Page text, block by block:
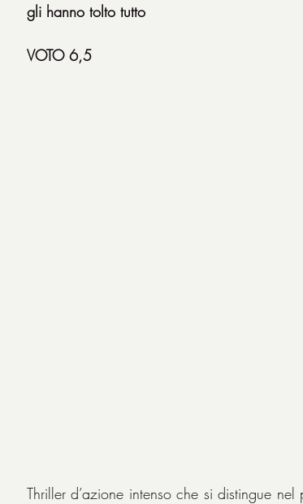
gli hanno tolto tutto
VOTO 6,5
Thriller d’azione intenso che si distingue